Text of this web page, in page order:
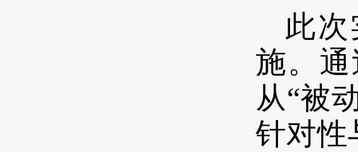
此
施。
从“被
针对性